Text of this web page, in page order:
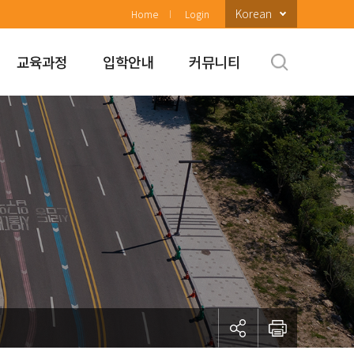
Home Login Korean
교육과정 입학안내 커뮤니티